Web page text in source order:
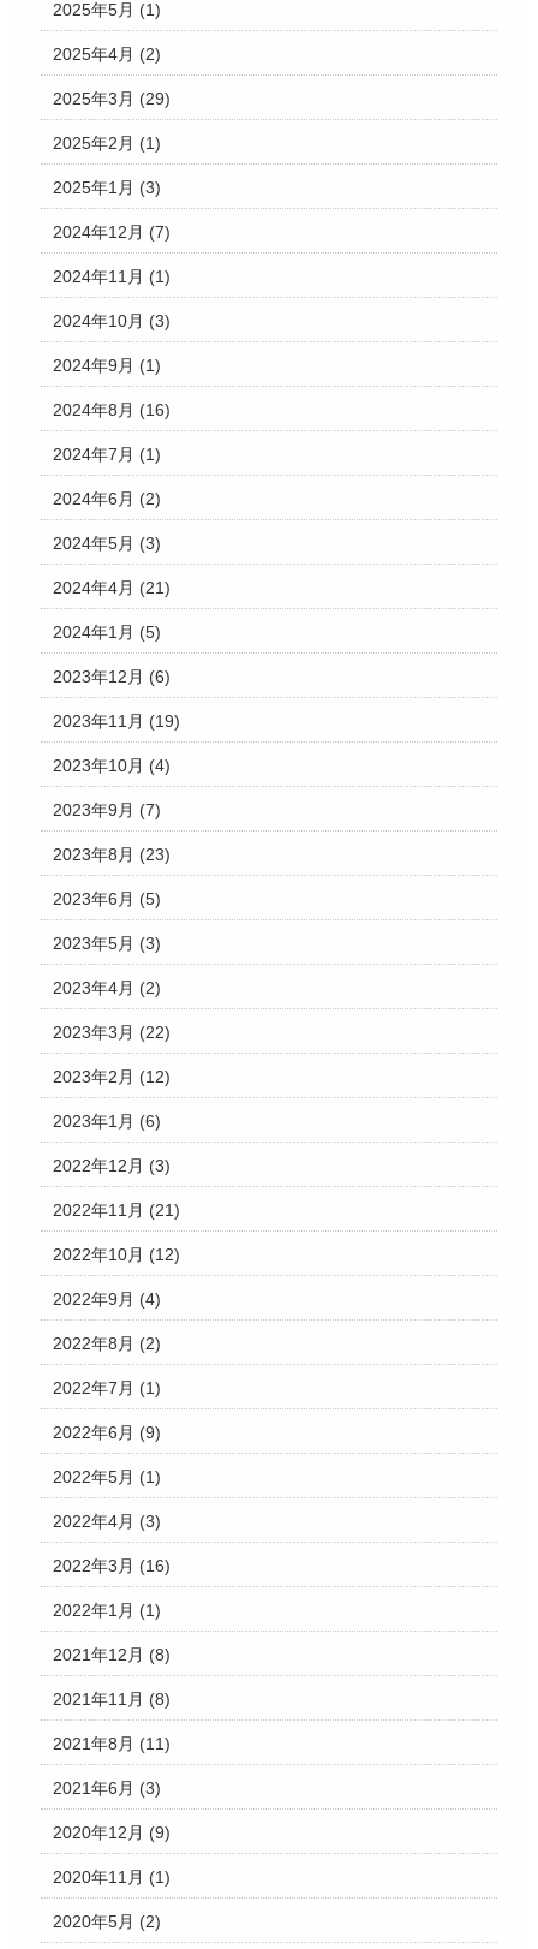
2025年5月 (1)
2025年4月 (2)
2025年3月 (29)
2025年2月 (1)
2025年1月 (3)
2024年12月 (7)
2024年11月 (1)
2024年10月 (3)
2024年9月 (1)
2024年8月 (16)
2024年7月 (1)
2024年6月 (2)
2024年5月 (3)
2024年4月 (21)
2024年1月 (5)
2023年12月 (6)
2023年11月 (19)
2023年10月 (4)
2023年9月 (7)
2023年8月 (23)
2023年6月 (5)
2023年5月 (3)
2023年4月 (2)
2023年3月 (22)
2023年2月 (12)
2023年1月 (6)
2022年12月 (3)
2022年11月 (21)
2022年10月 (12)
2022年9月 (4)
2022年8月 (2)
2022年7月 (1)
2022年6月 (9)
2022年5月 (1)
2022年4月 (3)
2022年3月 (16)
2022年1月 (1)
2021年12月 (8)
2021年11月 (8)
2021年8月 (11)
2021年6月 (3)
2020年12月 (9)
2020年11月 (1)
2020年5月 (2)